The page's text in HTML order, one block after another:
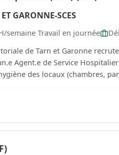
GARONNE-SCES
semaine Travail en journée
recrute, pour sa Résidence Mutualiste Les
et l'hygiène des locaux (chambres,